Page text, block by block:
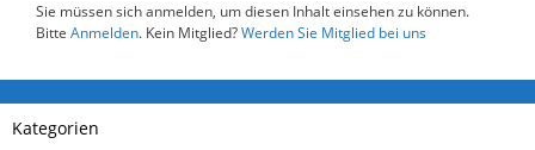
Sie müssen sich anmelden, um diesen Inhalt einsehen zu können.
Bitte Anmelden. Kein Mitglied?Werden Sie Mitglied bei uns
Kategorien